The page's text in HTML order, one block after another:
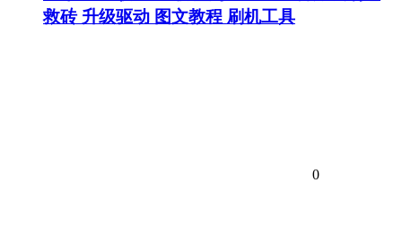
救砖 升级驱动 图文教程 刷机工具
0